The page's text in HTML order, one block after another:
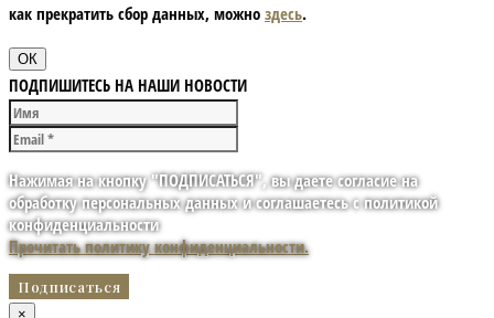
как прекратить сбор данных, можно здесь.
ОК
ПОДПИШИТЕСЬ НА НАШИ НОВОСТИ
Нажимая на кнопку "ПОДПИСАТЬСЯ", вы даете согласие на
обработку персональных данных и соглашаетесь с политикой
конфиденциальности
Прочитать политику конфиденциальности.
×